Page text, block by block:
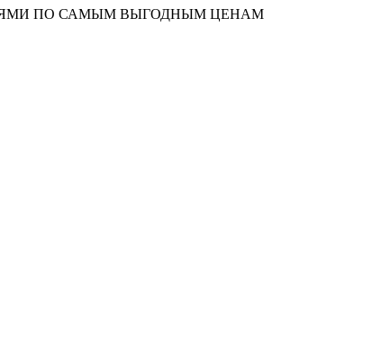
ПО САМЫМ ВЫГОДНЫМ ЦЕНАМ